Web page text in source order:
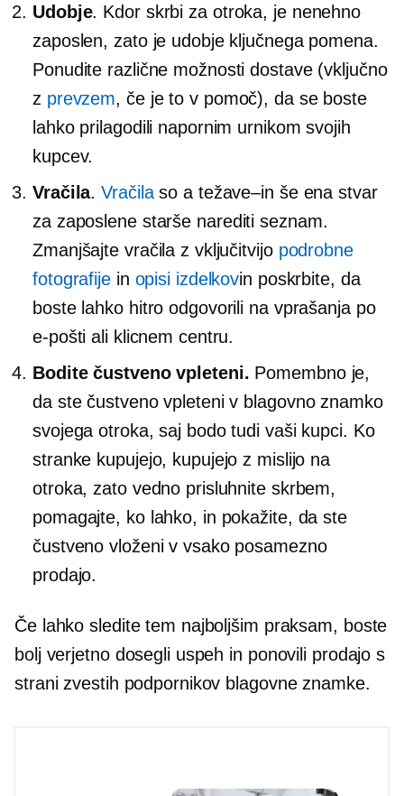
Udobje. Kdor skrbi za otroka, je nenehno
zaposlen, zato je udobje ključnega pomena.
Ponudite različne možnosti dostave (vključno
z prevzem, če je to v pomoč), da se boste
lahko prilagodili napornim urnikom svojih
kupcev.
Vračila.Vračilaso a težave–in še ena stvar
za zaposlene starše narediti seznam.
Zmanjšajte vračila z vključitvijo podrobne
fotografijein opisi izdelkovin poskrbite, da
boste lahko hitro odgovorili na vprašanja po
e-pošti ali klicnem centru.
Bodite čustveno vpleteni. Pomembno je,
da ste čustveno vpleteni v blagovno znamko
svojega otroka, saj bodo tudi vaši kupci. Ko
stranke kupujejo, kupujejo z mislijo na
otroka, zato vedno prisluhnite skrbem,
pomagajte, ko lahko, in pokažite, da ste
čustveno vloženi v vsako posamezno
prodajo.
Če lahko sledite tem najboljšim praksam, boste
bolj verjetno dosegli uspeh in ponovili prodajo s
strani zvestih podpornikov blagovne znamke.